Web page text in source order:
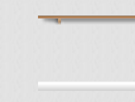
التـــاريخي